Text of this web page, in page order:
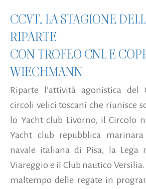
CCVT, LA STAGIONE
RIPARTE
CON TROFEO CNL E
WIECHMANN
Riparte l’attività agonistica del
circoli velici toscani che riunisce
lo Yacht club Livorno, il Circolo
Yacht club repubblica
navale italiana di Pisa, la Lega
Viareggio e il Club nautico
maltempo delle regate in